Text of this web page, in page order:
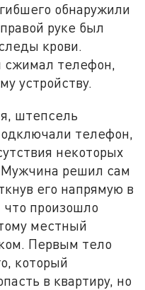
обнаружили
руке был
крови.
сжимал телефон,
устройству.
штепсель
телефон,
некоторых
решил сам
его напрямую в
что произошло
местный
Первым тело
который
в квартиру, но